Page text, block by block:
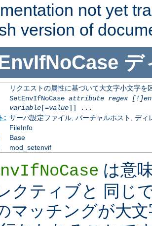
not yet
version of
デ
リクエストの属性に基づいて大文字小文字を
SetEnvIfNoCase attribute regex
variable[=value]] ...
: サーバ設定ファイル, バーチャルホスト, ディ
FileInfo
Base
mod_setenvif
は意
クティブと 同じ
マッチングが大